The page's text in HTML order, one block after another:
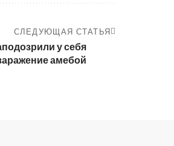
СЛЕДУЮЩАЯ СТАТЬЯ
у себя
амебой